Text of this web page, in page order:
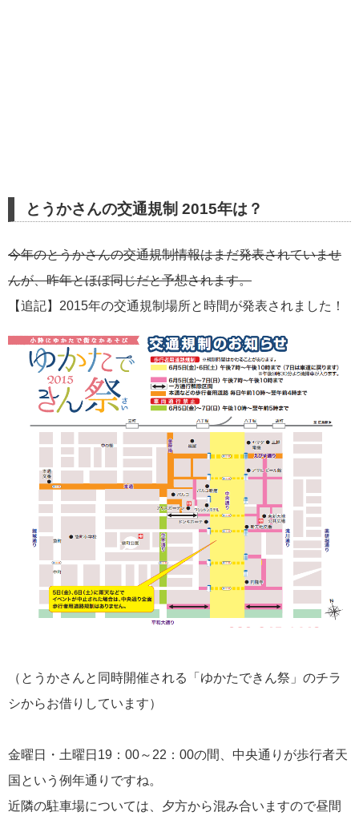
とうかさんの交通規制 2015年は？
今年のとうかさんの交通規制情報はまだ発表されていませ
んが、昨年とほぼ同じだと予想されます。
【追記】2015年の交通規制場所と時間が発表されました！
（とうかさんと同時開催される「ゆかたできん祭」のチラ
シからお借りしています）
金曜日・土曜日19：00～22：00の間、中央通りが歩行者天
国という例年通りですね。
近隣の駐車場については、夕方から混み合いますので昼間